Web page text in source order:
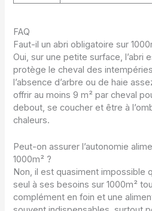
FAQ
Faut-il un abri obligatoire sur
Oui, sur une petite surface, l’abri
protège le cheval des
l’absence d’arbre ou de haie
offrir au moins 9 m² par cheval
debout, se coucher et être à
chaleurs.
Peut-on assurer l’autonomie
1000m² ?
Non, il est quasiment impossible
seul à ses besoins sur 1000m²
complément en foin et une